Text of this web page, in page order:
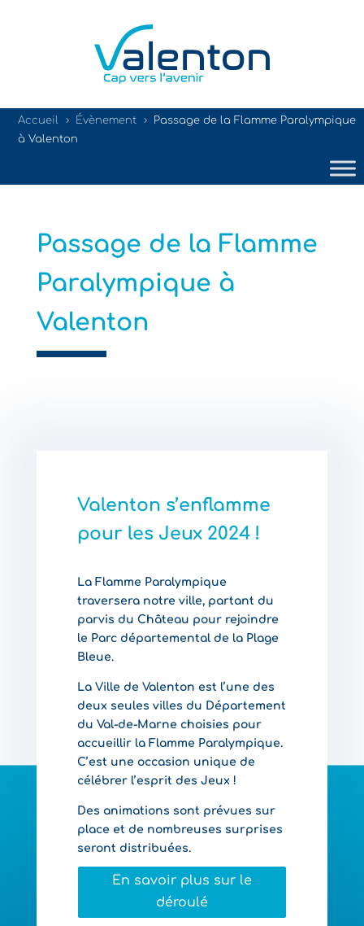
Accueil 5 Évènement 5
Passage de la Flamme Paralympique
à Valenton
Passage de la Flamme
Paralympique à
Valenton
Valenton s’enflamme
pour les Jeux 2024 !
La Flamme Paralympique
traversera notre ville, partant du
parvis du Château pour rejoindre
le Parc départemental de la Plage
Bleue.
La Ville de Valenton est l’une des
deux seules villes du Département
du Val-de-Marne choisies pour
accueillir la Flamme Paralympique.
C’est une occasion unique de
célébrer l’esprit des Jeux !
Des animations sont prévues sur
place et de nombreuses surprises
seront distribuées.
En savoir plus sur le
déroulé